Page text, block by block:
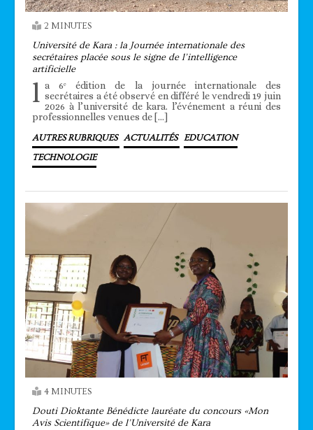
2 MINUTES
Université de Kara : la Journée internationale des
secrétaires placée sous le signe de l’intelligence
artificielle
l a 6ᵉ édition de la journée internationale des
secrétaires a été observé en différé le vendredi 19 juin
2026 à l’université de kara. l’événement a réuni des
professionnelles venues de […]
AUTRES RUBRIQUES ACTUALITÉS EDUCATION
TECHNOLOGIE
4 MINUTES
Douti Dioktante Bénédicte lauréate du concours «Mon
Avis Scientifique» de l’Université de Kara